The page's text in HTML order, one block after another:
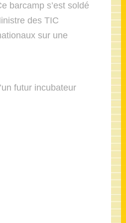
barcamp s’est soldé
des TIC
sur une
futur incubateur